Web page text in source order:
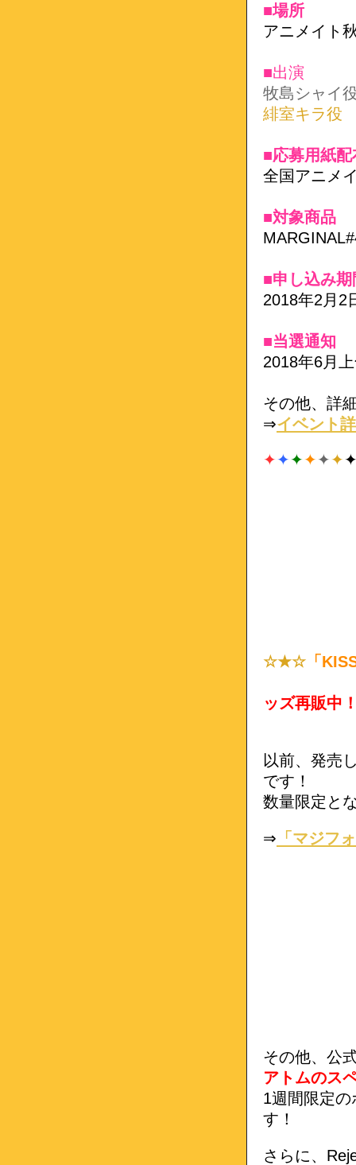
■場所
アニメイト
■出演
牧島シャイ
緋室キラ役
■応募用紙配
全国アニメ
■対象商品
■申し込み期
2018年2月2
■当選通知
2018年6月
その他、詳
⇒イベント
✦✦✦✦✦✦
☆★☆ 「
ッズ再販中
以前、発売
です！
数量限定と
⇒ 「マジフ
その他、公
アトムのス
1週間限定
す！
さらに、